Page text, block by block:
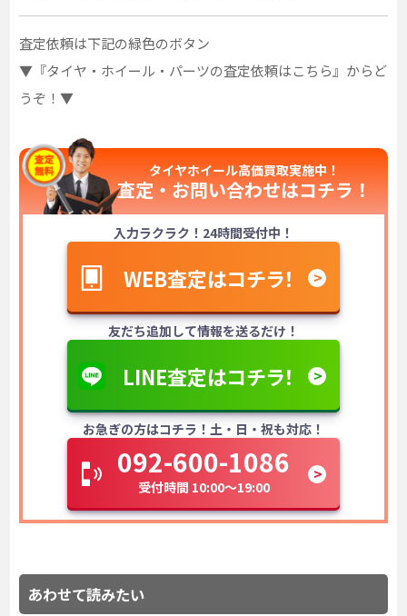
査定依頼は下記の緑色のボタン
▼『タイヤ・ホイール・パーツの査定依頼はこちら』からど
うぞ！▼
タイヤホイール高価買取実施中！
査定・お問い合わせはコチラ！
入力ラクラク！24時間受付中！
WEB査定はコチラ！
友だち追加して情報を送るだけ！
LINE査定はコチラ！
お急ぎの方はコチラ！土・日・祝も対応！
092-600-1086
受付時間 10:00～19:00
あわせて読みたい